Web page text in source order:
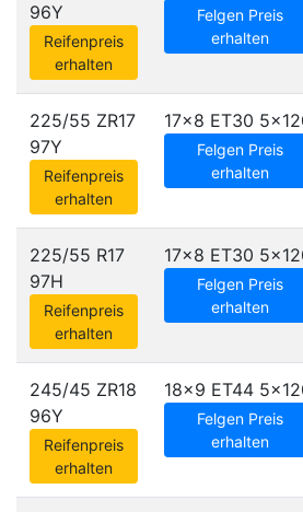
96Y
Reifenpreis
erhalten
Felgen Preis
erhalten
225/55 ZR17
97Y
Reifenpreis
erhalten
17x8 ET30
Felgen Preis
erhalten
225/55 R17
97H
Reifenpreis
erhalten
17x8 ET30
Felgen Preis
erhalten
245/45 ZR18
96Y
Reifenpreis
erhalten
18x9 ET44
Felgen Preis
erhalten